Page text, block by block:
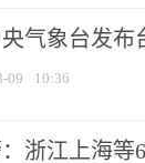
气象台发布
09 10:36
浙江上海等